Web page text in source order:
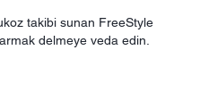
takibi sunan FreeStyle
delmeye veda edin.